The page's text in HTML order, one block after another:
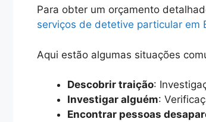
Para obter um orçamento
serviços de detetive particular em
Aqui estão algumas situações
Descobrir traição:
Investigar alguém:
Encontrar pessoas